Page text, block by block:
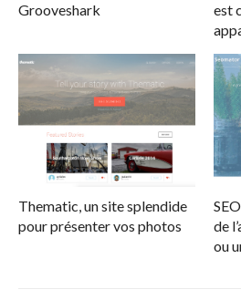
Grooveshark
est
Thematic, un site splendide
pour présenter vos photos
de
ou